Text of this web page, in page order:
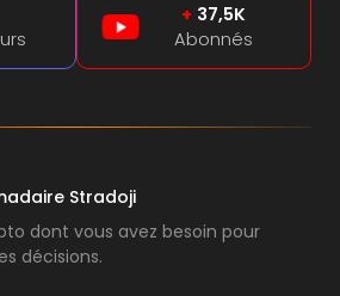
+ 37,5K
Abonnés
Stradoji
dont vous avez besoin pour
décisions.